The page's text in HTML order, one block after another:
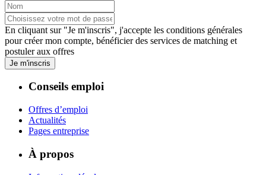
En cliquant sur "Je m'inscris", j'accepte les conditions générales
pour créer mon compte, bénéficier des services de matching et
postuler aux offres
Je m'inscris
Conseils emploi
Offres d’emploi
Actualités
Pages entreprise
À propos